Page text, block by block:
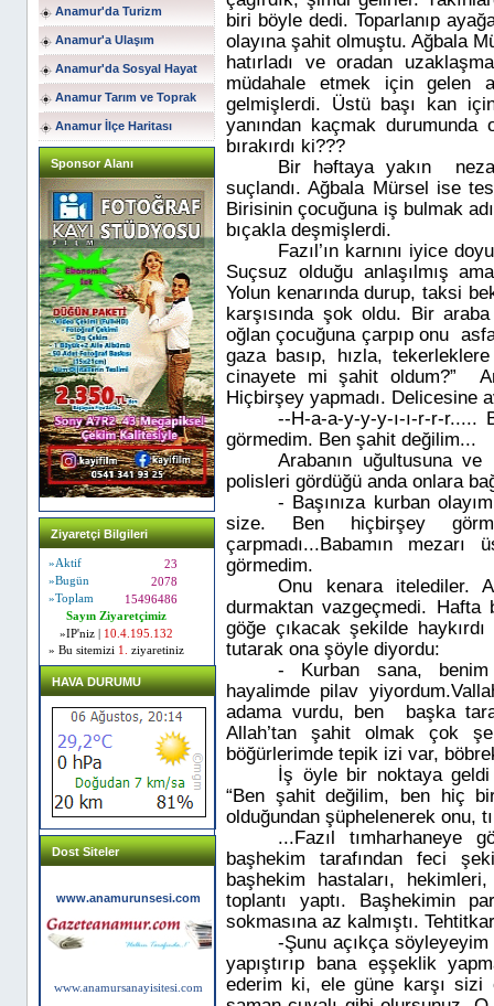
Anamur'da Turizm
Anamur'a Ulaşım
Anamur'da Sosyal Hayat
Anamur Tarım ve Toprak
Anamur İlçe Haritası
Sponsor Alanı
Ziyaretçi Bilgileri
»Aktif
23
»Bugün
2078
»Toplam
15496486
Sayın Ziyaretçimiz
»IP'niz |
10.4.195.132
» Bu sitemizi 1. ziyaretiniz
HAVA DURUMU
Dost Siteler
www.anamurunsesi.com
www.anamursanayisitesi.com
biri böyle dedi. Toparlanıp
olayına şahit olmuştu. Ağbala
hatırladı ve oradan
müdahale etmek için gelen
gelmişlerdi. Üstü başı kan
yanından kaçmak
bırakırdı ki???
Bir həftaya yakın
suçlandı.AğbalaMürsel ise
Birisinin çocuğuna iş bulmak
bıçakla deşmişlerdi.
Fazıl’ın karnını iyice
Suçsuz olduğu anlaşılmış
Yolun kenarında durup, taksi
karşısında şok oldu. Bir
oğlan çocuğuna çarpıp onu
gaza basıp, hızla,
cinayete mi şahit oldum?”
Hiçbirşey yapmadı. Delicesine
--H-a-a-y-y-y-ı-ı-r-r-
görmedim. Ben şahit değilim...
Arabanın uğultusuna ve
polisleri gördüğü anda onlara
- Başınıza kurban
size. Ben hiçbirşey
çarpmadı...Babamın
görmedim.
Onu kenara itelediler.
durmaktan vazgeçmedi. Hafta
göğe çıkacak şekilde haykırdı
tutarak ona şöyle diyordu:
- Kurban sana, benim
hayalimde pilav
adama vurdu, ben
başka
Allah’tan şahit olmak çok
böğürlerimde tepik izi var,
İş öyle bir noktaya
“Ben şahit değilim, ben hiç
olduğundan şüphelenerek onu,
...Fazıl tımharhaneye
başhekim tarafından feci
başhekim hastaları,
toplantı yaptı. Başhekimin
sokmasına az kalmıştı.
-Şunu açıkça söyleyeyim
yapıştırıp bana eşşeklik
ederim ki, ele güne karşı sizi